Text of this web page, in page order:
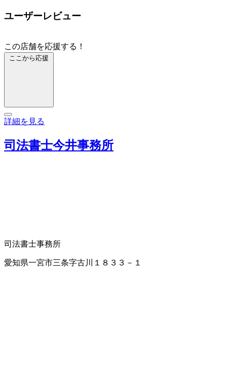
ユーザーレビュー
この店舗を応援する！
ここから応援
詳細を見る
司法書士今井事務所
司法書士事務所
愛知県一宮市三条字古川１８３３－１